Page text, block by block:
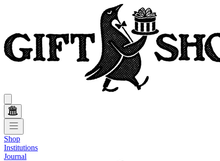
Shop
Institutions
Journal